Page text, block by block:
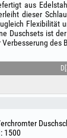
aus
dieser
Flexibilität
Duschsets ist
des
1500